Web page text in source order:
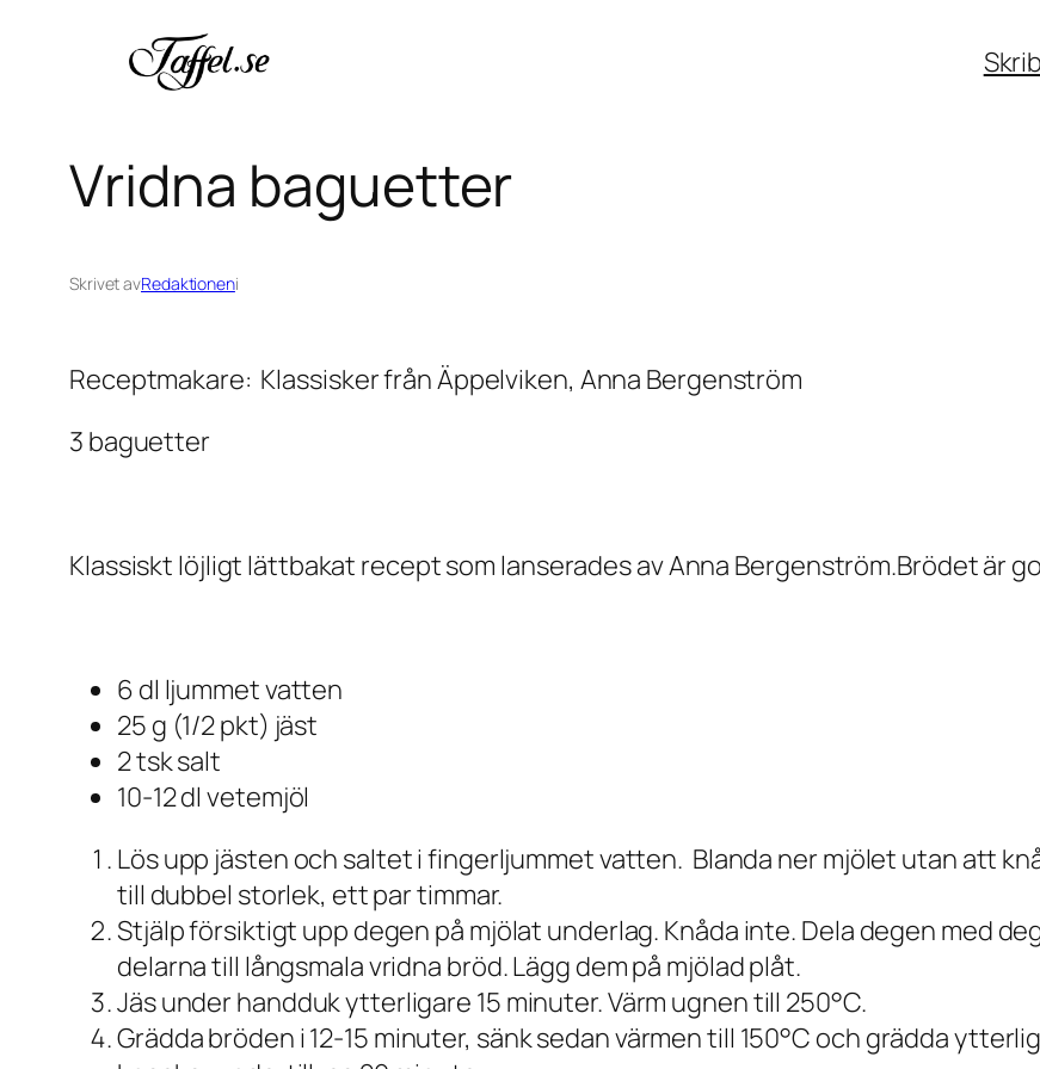
Vridna baguetter
Skrivet avRedaktioneni
Receptmakare: Klassisker från Äppelviken, Anna Bergenström
3 baguetter
Klassiskt löjligt lättbakat recept som lanserades av Anna Bergenström.Brödet är
6 dl ljummet vatten
25 g (1/2 pkt) jäst
2 tsk salt
10-12 dl vetemjöl
Lös upp jästen och saltet i fingerljummet vatten. Blanda ner mjölet utan att
till dubbel storlek, ett par timmar.
Stjälp försiktigt upp degen på mjölat underlag. Knåda inte. Dela degen med
delarna till långsmala vridna bröd. Lägg dem på mjölad plåt.
Jäs under handduk ytterligare 15 minuter. Värm ugnen till 250°C.
Grädda bröden i 12-15 minuter, sänk sedan värmen till 150°C och grädda